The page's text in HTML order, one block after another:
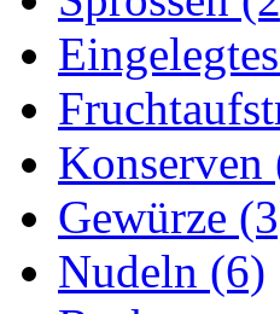
Konserven
Gewürze
Nudeln (6)